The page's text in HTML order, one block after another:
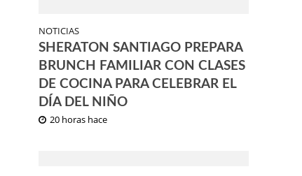
NOTICIAS
SHERATON SANTIAGO PREPARA
BRUNCH FAMILIAR CON CLASES
DE COCINA PARA CELEBRAR EL
DÍA DEL NIÑO
20 horas hace